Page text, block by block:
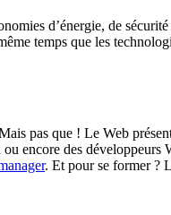
d’énergie, de
temps que les
pas que ! Le Web
encore des développeurs
. Et pour se former ?